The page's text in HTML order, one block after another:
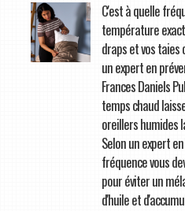
C'est à quelle
température
draps et vos taies
un expert en
Frances Daniels
temps chaud
oreillers humides
Selon un expert
fréquence vous
pour éviter un
d'huile et